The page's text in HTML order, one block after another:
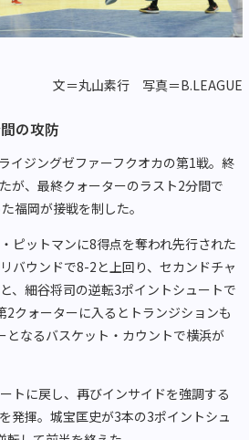
文＝丸山素行 写真＝B.LEAGUE
の攻防
イジングゼファーフクオカの第1戦。終
が、最終クォーターのラスト2分間で
福岡が接戦を制した。
ピットマンに8得点を奪われ先行された
バウンドで8-2と上回り、セカンドチャ
、細谷将司の逆転3ポイントシュートで
クォーターに入るとトランジションも
となるバスケット・カウントで横浜が
トに戻し、再びインサイドを強調する
発揮。城宝匡史が3本の3ポイントシュ